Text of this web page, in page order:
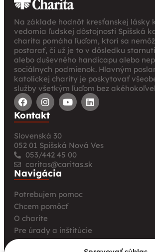
Na základe hodnôt kresťanskej lásky
vedomia ľudskej dôstojnosti Spišská
charita pomáha ľuďom, ktorí sa
postarať, či už je to v dôsledku
alebo duševného handicapu alebo
sociálnych podmienok. Hlavným
katolíckej charity je poskytovať
služby všetkým ľuďom bez
Kontakt
Slovenská 30
052 01 Spišská Nová Ves
053/442 45 00
caritas@caritas.sk
Navigácia
Potrebujem pomoc
Chcem pomôcť
O charite
Pre úrady a inštitúcie
Farské charity